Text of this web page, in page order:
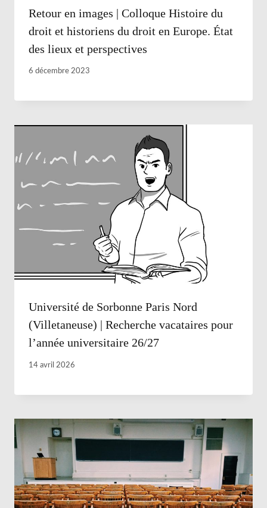
Retour en images | Colloque Histoire du
droit et historiens du droit en Europe. État
des lieux et perspectives
6 décembre 2023
Université de Sorbonne Paris Nord
(Villetaneuse) | Recherche vacataires pour
l’année universitaire 26/27
14 avril 2026